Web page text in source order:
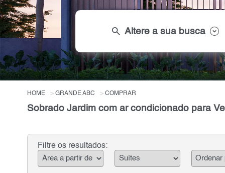
search Altere a sua busca
HOME GRANDE ABC COMPRAR
Sobrado Jardim com ar condicionado para
Filtre os resultados: